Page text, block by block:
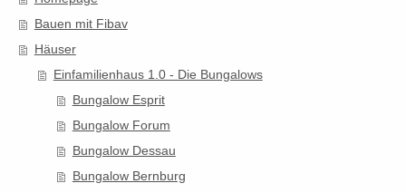
Bauen mit Fibav
Häuser
Einfamilienhaus 1.0 - Die Bungalows
Bungalow Esprit
Bungalow Forum
Bungalow Dessau
Bungalow Bernburg